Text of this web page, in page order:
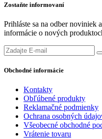
Zostaňte informovaní
Prihláste sa na odber noviniek
informácie o nových
Obchodné informácie
Kontakty
Obľúbené produkty
Reklamačné podmienky
Ochrana osobných
Všeobecné obchodné
Vrátenie tovaru